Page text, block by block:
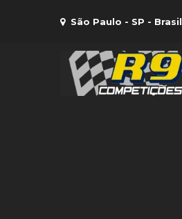
São Paulo - SP - Brasil